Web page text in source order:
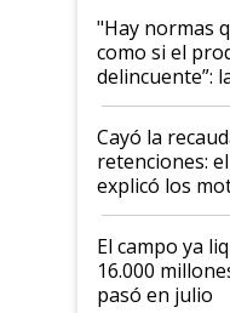
"Hay normas
como si el
delincuente”:
al Congreso
habló del
Cayó la
retenciones:
explicó los
El campo ya
16.000
pasó en julio